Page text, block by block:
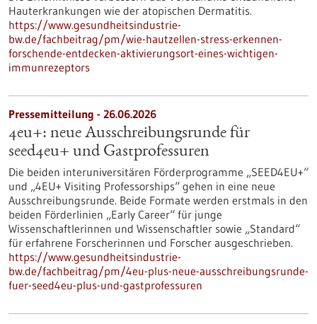
Hauterkrankungen wie der atopischen Dermatitis.
https://www.gesundheitsindustrie-
bw.de/fachbeitrag/pm/wie-hautzellen-stress-erkennen-
forschende-entdecken-aktivierungsort-eines-wichtigen-
immunrezeptors
Pressemitteilung - 26.06.2026
4eu+: neue Ausschreibungsrunde für
seed4eu+ und Gastprofessuren
Die beiden interuniversitären Förderprogramme „SEED4EU+“
und „4EU+ Visiting Professorships“ gehen in eine neue
Ausschreibungsrunde. Beide Formate werden erstmals in den
beiden Förderlinien „Early Career“ für junge
Wissenschaftlerinnen und Wissenschaftler sowie „Standard“
für erfahrene Forscherinnen und Forscher ausgeschrieben.
https://www.gesundheitsindustrie-
bw.de/fachbeitrag/pm/4eu-plus-neue-ausschreibungsrunde-
fuer-seed4eu-plus-und-gastprofessuren